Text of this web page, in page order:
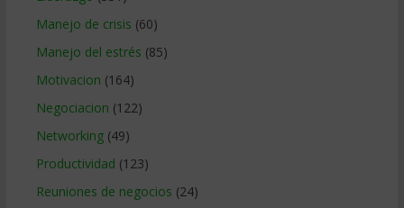
Manejo de crisis (60)
Manejo del estrés (85)
Motivacion (164)
Negociacion (122)
Networking(49)
Productividad (123)
Reuniones de negocios (24)